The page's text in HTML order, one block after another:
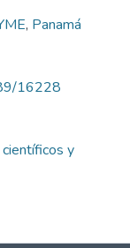
, Panamá
16228
y